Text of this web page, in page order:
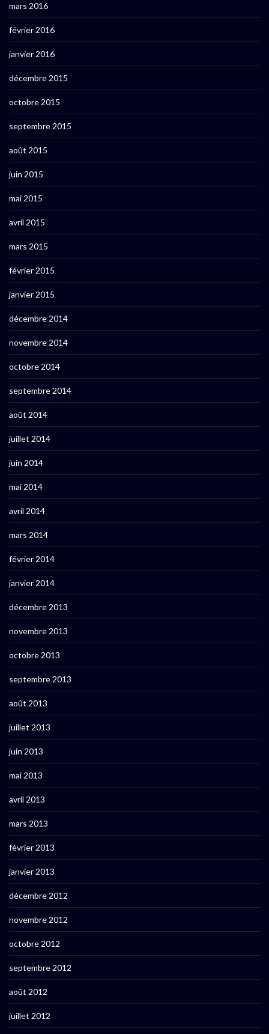
mars 2016
février 2016
janvier 2016
décembre 2015
octobre 2015
septembre 2015
août 2015
juin 2015
mai 2015
avril 2015
mars 2015
février 2015
janvier 2015
décembre 2014
novembre 2014
octobre 2014
septembre 2014
août 2014
juillet 2014
juin 2014
mai 2014
avril 2014
mars 2014
février 2014
janvier 2014
décembre 2013
novembre 2013
octobre 2013
septembre 2013
août 2013
juillet 2013
juin 2013
mai 2013
avril 2013
mars 2013
février 2013
janvier 2013
décembre 2012
novembre 2012
octobre 2012
septembre 2012
août 2012
juillet 2012